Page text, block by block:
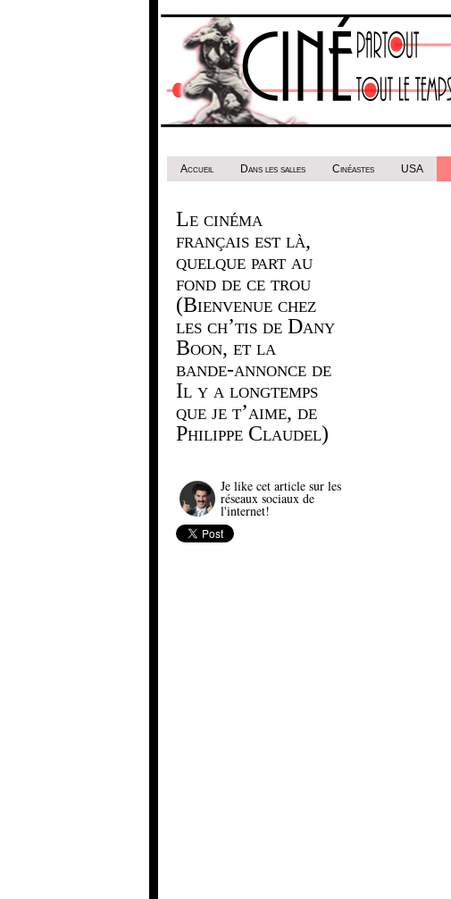
Accueil Dans les salles Cinéastes USA
Le cinéma
français est là,
quelque part au
fond de ce trou
(Bienvenue chez
les ch’tis de Dany
Boon, et la
bande-annonce de
Il y a longtemps
que je t’aime, de
Philippe Claudel)
Je like cet article sur les
réseaux sociaux de
l'internet!